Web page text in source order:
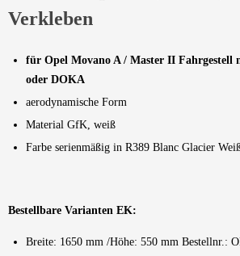
Verkleben
für Opel Movano A / Master II Fahrgestell
oder DOKA
aerodynamische Form
Material GfK, weiß
Farbe serienmäßig in R389 Blanc Glacier
Bestellbare Varianten EK:
Breite: 1650 mm /Höhe: 550 mm Bestellnr.: